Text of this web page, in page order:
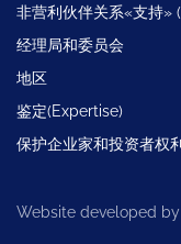
非营利伙伴关系«支持»
经理局和委员会
地区
鉴定(Expertise)
保护企业家和投资者权
Website developed